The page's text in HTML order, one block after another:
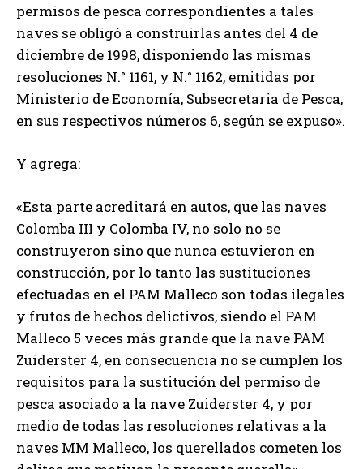
permisos de pesca correspondientes a tales
naves se obligó a construirlas antes del 4 de
diciembre de 1998, disponiendo las mismas
resoluciones N.° 1161, y N.° 1162, emitidas por
Ministerio de Economía, Subsecretaria de Pesca,
en sus respectivos números 6, según se expuso».
Y agrega:
«Esta parte acreditará en autos, que las naves
Colomba III y Colomba IV, no solo no se
construyeron sino que nunca estuvieron en
construcción, por lo tanto las sustituciones
efectuadas en el PAM Malleco son todas ilegales
y frutos de hechos delictivos, siendo el PAM
Malleco 5 veces más grande que la nave PAM
Zuiderster 4, en consecuencia no se cumplen los
requisitos para la sustitución del permiso de
pesca asociado a la nave Zuiderster 4, y por
medio de todas las resoluciones relativas a la
naves MM Malleco, los querellados cometen los